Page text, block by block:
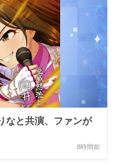
なと共演、ファンが
8時間前